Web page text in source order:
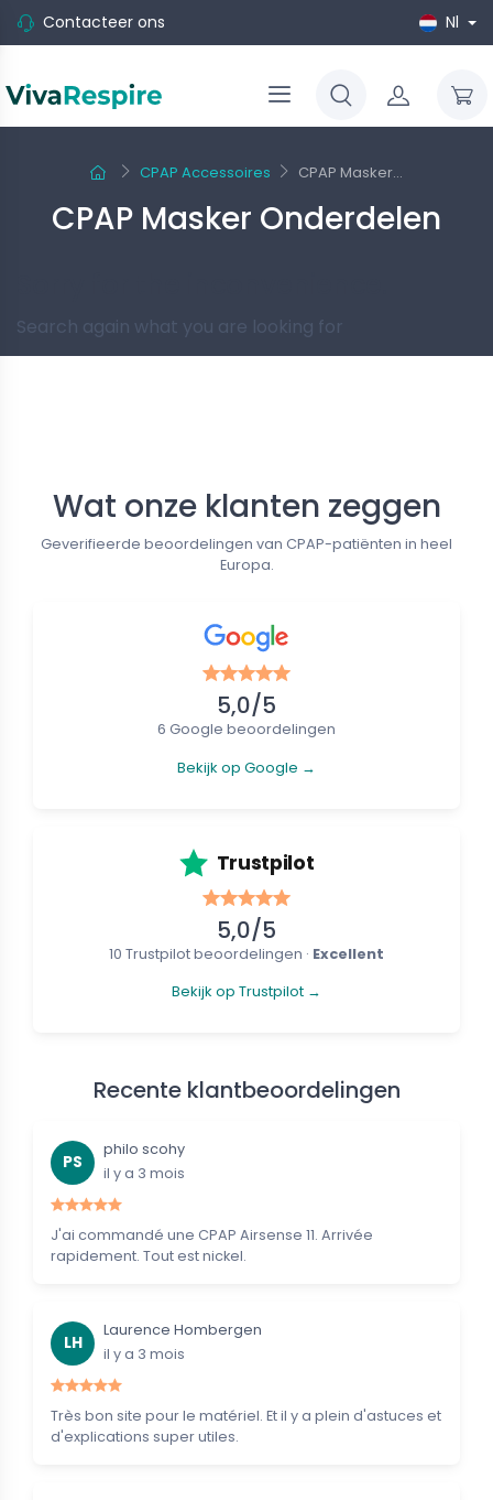
Contacteer ons Nl
CPAP Accessoires CPAP Masker...
CPAP Masker Onderdelen
Nieuw
Löwenstein CARA - Neusmasker
Search again what you are looking for
Wat onze klanten zeggen
Geverifieerde beoordelingen van CPAP-patiënten in heel
Europa.
5,0/5
6 Google beoordelingen
Bekijk op Google →
Trustpilot
5,0/5
10 Trustpilot beoordelingen · Excellent
Bekijk op Trustpilot →
Recente klantbeoordelingen
PS
philo scohy
il y a 3 mois
J'ai commandé une CPAP Airsense 11. Arrivée
rapidement. Tout est nickel.
LH
Laurence Hombergen
il y a 3 mois
Très bon site pour le matériel. Et il y a plein d'astuces et
d'explications super utiles.